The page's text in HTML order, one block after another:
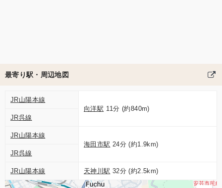
最寄り駅・周辺地図
JR山陽本線
向洋駅 11分 (約840m)
JR呉線
JR山陽本線
海田市駅 24分 (約1.9km)
JR呉線
JR山陽本線 天神川駅 32分 (約2.5km)